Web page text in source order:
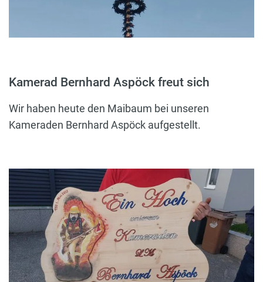
Kamerad Bernhard Aspöck freut sich
Wir haben heute den Maibaum bei unseren
Kameraden Bernhard Aspöck aufgestellt.